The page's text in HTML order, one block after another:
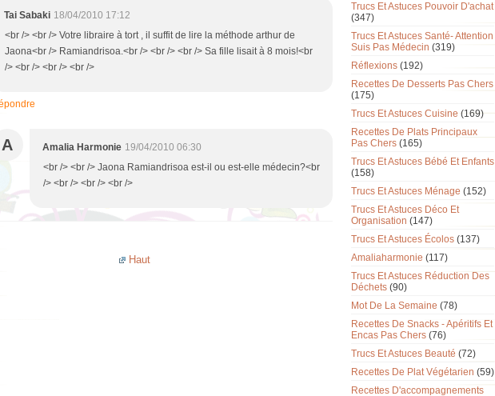
Tai Sabaki 18/04/2010 17:12
<br /> <br /> Votre libraire à tort , il suffit de lire la méthode arthur de
Jaona<br /> Ramiandrisoa.<br /> <br /> <br /> Sa fille lisait à 8 mois!<br
/> <br /> <br /> <br />
A Amalia Harmonie 19/04/2010 06:30
<br /> <br /> Jaona Ramiandrisoa est-il ou est-elle médecin?<br
/> <br /> <br /> <br />
Haut
Trucs Et Astuces Pouvoir D'achat
(347)
Trucs Et Astuces Santé- Attention
Suis Pas Médecin (319)
Réflexions (192)
Recettes De Desserts Pas Chers
(175)
Trucs Et Astuces Cuisine (169)
Recettes De Plats Principaux
Pas Chers (165)
Trucs Et Astuces Bébé Et Enfants
(158)
Trucs Et Astuces Ménage (152)
Trucs Et Astuces Déco Et
Organisation (147)
Trucs Et Astuces Écolos (137)
Amaliaharmonie (117)
Trucs Et Astuces Réduction Des
Déchets (90)
Mot De La Semaine (78)
Recettes De Snacks - Apéritifs Et
Encas Pas Chers (76)
Trucs Et Astuces Beauté (72)
Recettes De Plat Végétarien (59)
Recettes D'accompagnements